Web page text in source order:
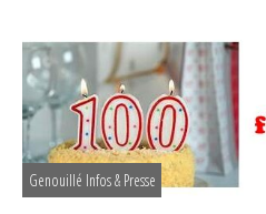
Genouillé Infos & Presse